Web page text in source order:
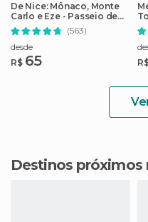
De Nice: Mônaco, Monte
Carlo e Eze - Passeio de
meio dia
(563)
desde
R$ 65
Destinos